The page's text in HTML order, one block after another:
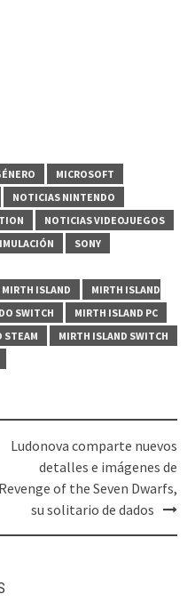
MICROSOFT
NOTICIAS NINTENDO
NOTICIAS VIDEOJUEGOS
SONY
MIRTH ISLAND
MIRTH ISLAND
SWITCH
MIRTH ISLAND PC
STEAM
MIRTH ISLAND SWITCH
Ludonova comparte nuevos
detalles e imágenes de
Revenge of the Seven Dwarfs,
su solitario de dados